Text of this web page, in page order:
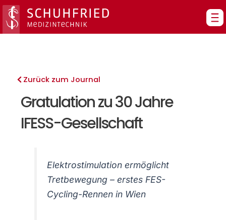
Zum
Inhalt
springen
Zurück zum Journal
Gratulation zu 30 Jahre
IFESS-Gesellschaft
Elektrostimulation ermöglicht
Tretbewegung – erstes FES-
Cycling-Rennen in Wien